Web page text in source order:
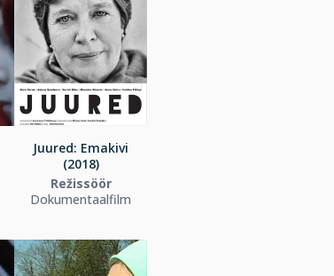
Juured: Emakivi
(2018)
Režissöör
Dokumentaalfilm